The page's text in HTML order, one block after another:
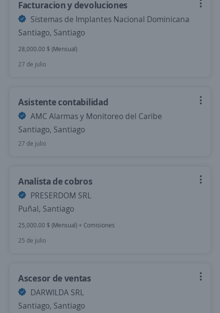
Facturacion y devoluciones
Sistemas de Implantes Nacional Dominicana
Santiago, Santiago
28,000.00 $ (Mensual)
27 de julio
Asistente contabilidad
AMC Alarmas y Monitoreo del Caribe
Santiago, Santiago
27 de julio
Analista de cobros
PRESERDOM SRL
Puñal, Santiago
25,000.00 $ (Mensual) + Comisiones
25 de julio
Ascesor de ventas
DARWILDA SRL
Santiago, Santiago